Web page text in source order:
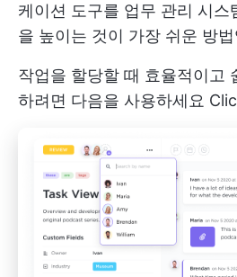
케이션 도구를 업무 관리 시스
을 높이는 것이 가장 쉬운 방
작업을 할당할 때 효율적이고
하려면 다음을 사용하세요